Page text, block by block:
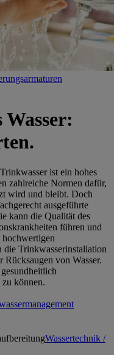
ist ein hohes
zahlreiche Normen dafür,
wird und bleibt. Doch
ausgeführte
kann die Qualität des
führen und
hochwertigen
die Trinkwasserinstallation
von Wasser.
können.
Wassertechnik /